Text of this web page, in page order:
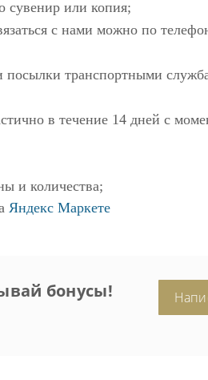
сувенир или копия;
с нами можно по
посылки транспортными
в течение 14 дней с
и количества;
Яндекс Маркете
бонусы!